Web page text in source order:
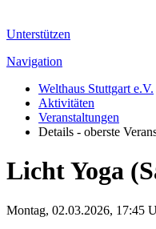
Unterstützen
Navigation
Welthaus Stuttgart e.V.
Aktivitäten
Veranstaltungen
Details - oberste
Licht Yoga
Montag, 02.03.2026, 17:45